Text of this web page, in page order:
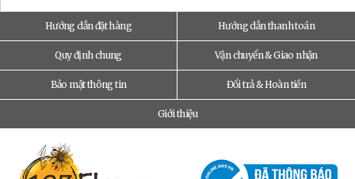
Hướng dẫn đặt hàng Hướng dẫn thanh toán
Quy định chung Vận chuyển & Giao nhận
Bảo mật thông tin Đổi trả & Hoàn tiền
Giới thiệu